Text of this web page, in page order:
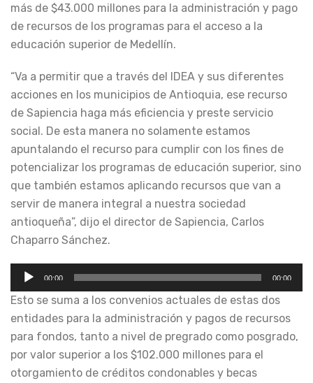
más de $43.000 millones para la administración y pago
de recursos de los programas para el acceso a la
educación superior de Medellín.
“Va a permitir que a través del IDEA y sus diferentes
acciones en los municipios de Antioquia, ese recurso
de Sapiencia haga más eficiencia y preste servicio
social. De esta manera no solamente estamos
apuntalando el recurso para cumplir con los fines de
potencializar los programas de educación superior, sino
que también estamos aplicando recursos que van a
servir de manera integral a nuestra sociedad
antioqueña”, dijo el director de Sapiencia, Carlos
Chaparro Sánchez.
Reproductor
audio
00:00 00:00
Esto se suma a los convenios actuales de estas dos
entidades para la administración y pagos de recursos
para fondos, tanto a nivel de pregrado como posgrado,
por valor superior a los $102.000 millones para el
otorgamiento de créditos condonables y becas